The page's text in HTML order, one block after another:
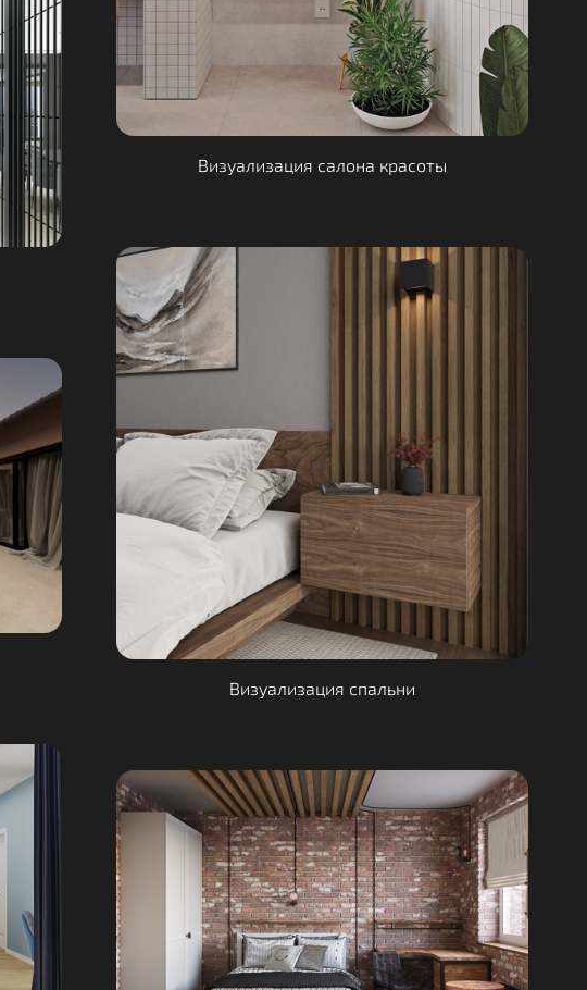
Визуализация салона красоты
Визуализация спальни